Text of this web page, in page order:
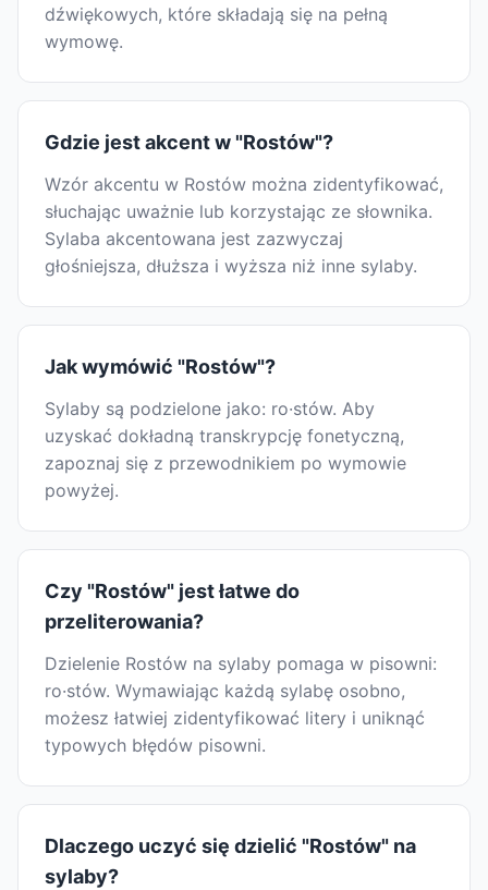
dźwiękowych, które składają się na pełną
wymowę.
Gdzie jest akcent w "Rostów"?
Wzór akcentu w Rostów można zidentyfikować,
słuchając uważnie lub korzystając ze słownika.
Sylaba akcentowana jest zazwyczaj
głośniejsza, dłuższa i wyższa niż inne sylaby.
Jak wymówić "Rostów"?
Sylaby są podzielone jako: ro·stów. Aby
uzyskać dokładną transkrypcję fonetyczną,
zapoznaj się z przewodnikiem po wymowie
powyżej.
Czy "Rostów" jest łatwe do
przeliterowania?
Dzielenie Rostów na sylaby pomaga w pisowni:
ro·stów. Wymawiając każdą sylabę osobno,
możesz łatwiej zidentyfikować litery i uniknąć
typowych błędów pisowni.
Dlaczego uczyć się dzielić "Rostów" na
sylaby?